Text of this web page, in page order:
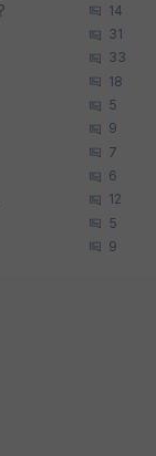
14
31
33
18
5
9
7
6
12
5
9